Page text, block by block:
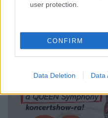
user protection.
CONFIRM
Data Deletion Data